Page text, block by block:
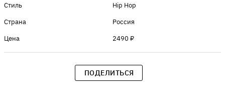
Стиль
Hip Hop
Страна
Россия
Цена
2490 ₽
ПОДЕЛИТЬСЯ